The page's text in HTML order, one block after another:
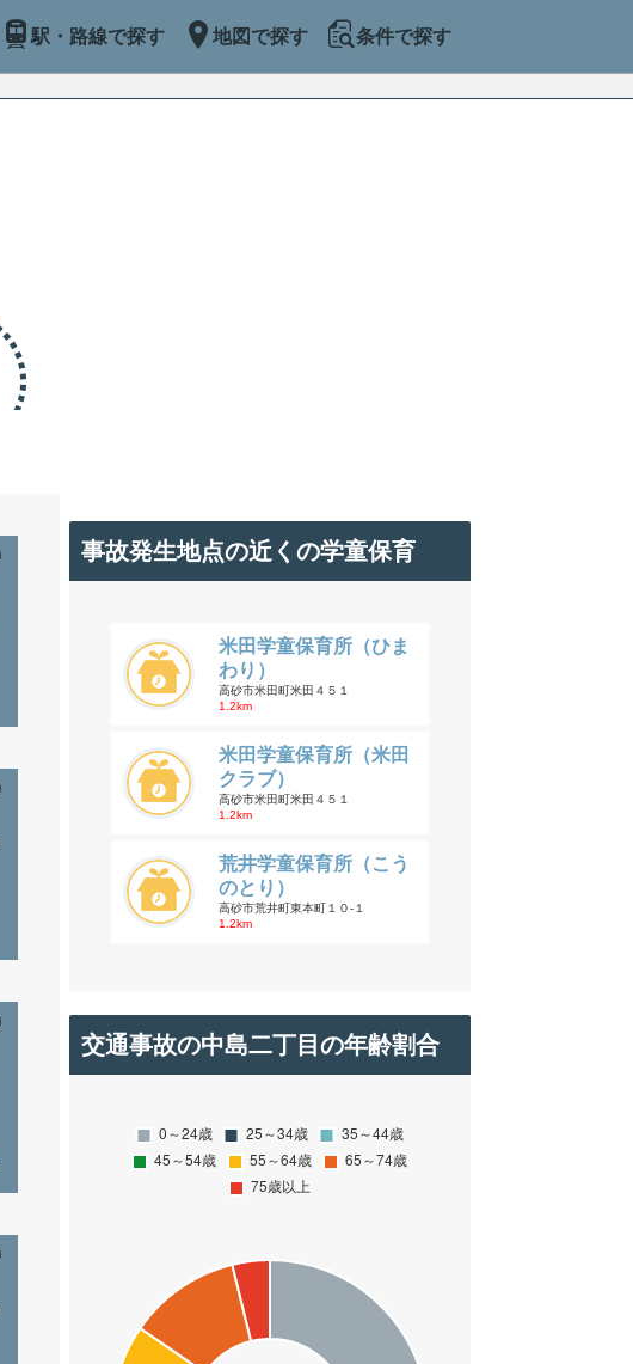
駅・路線で探す 地図で探す 条件で探す
事故発生地点の近くの学童保育
米田学童保育所（ひま
わり）
高砂市米田町米田４５１
1.2km
米田学童保育所（米田
クラブ）
高砂市米田町米田４５１
1.2km
荒井学童保育所（こう
のとり）
高砂市荒井町東本町１０-１
1.2km
交通事故の中島二丁目の年齢割合